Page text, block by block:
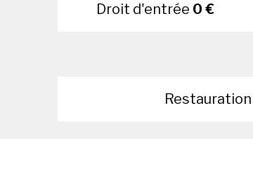
Droit d'entrée 0 €